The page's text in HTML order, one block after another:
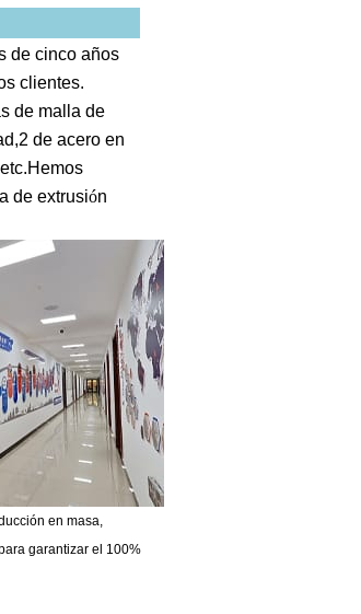
de cinco años
clientes.
de malla de
de acero en
de extrusión
en masa,
garantizar el 100%